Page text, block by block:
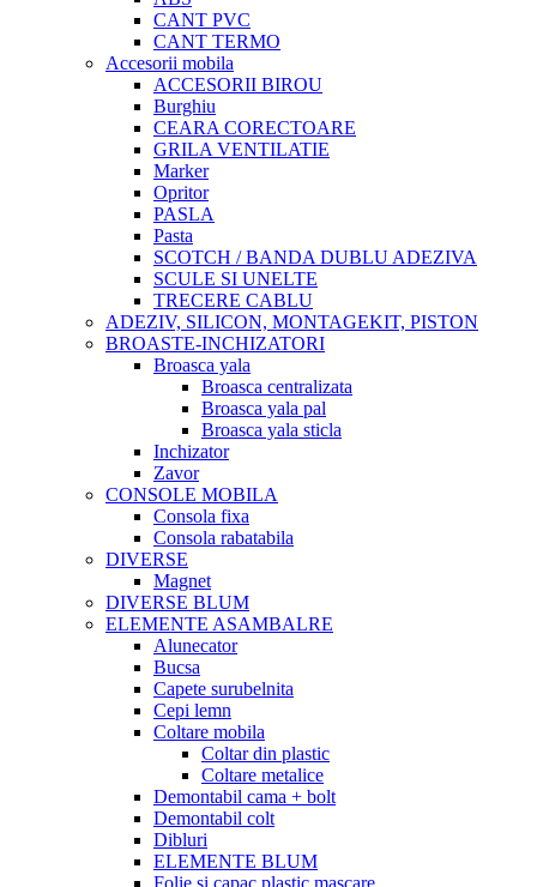
CANT PVC
CANT TERMO
Accesorii mobila
ACCESORII BIROU
Burghiu
CEARA CORECTOARE
GRILA VENTILATIE
Marker
Opritor
PASLA
Pasta
SCOTCH / BANDA DUBLU ADEZIVA
SCULE SI UNELTE
TRECERE CABLU
ADEZIV, SILICON, MONTAGEKIT, PISTON
BROASTE-INCHIZATORI
Broasca yala
Broasca centralizata
Broasca yala pal
Broasca yala sticla
Inchizator
Zavor
CONSOLE MOBILA
Consola fixa
Consola rabatabila
DIVERSE
Magnet
DIVERSE BLUM
ELEMENTE ASAMBALRE
Alunecator
Bucsa
Capete surubelnita
Cepi lemn
Coltare mobila
Coltar din plastic
Coltare metalice
Demontabil cama + bolt
Demontabil colt
Dibluri
ELEMENTE BLUM
Folie si capac plastic mascare